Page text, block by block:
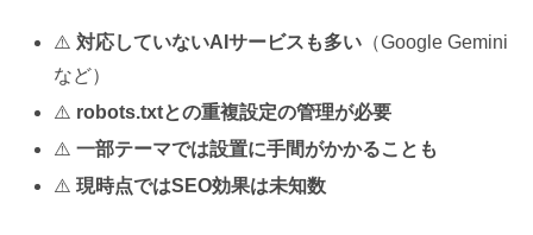
⚠️対応していないAIサービスも多い （Google Gemini
など）
⚠️ robots.txtとの重複設定の管理が必要
⚠️一部テーマでは設置に手間がかかることも
⚠️現時点ではSEO効果は未知数